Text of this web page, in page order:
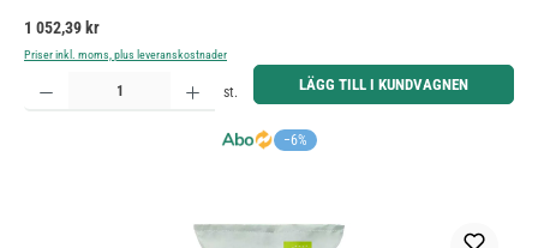
Ordinarie pris:
1 052,39 kr
Priser inkl. moms, plus leveranskostnader
−6%
Produktkvantitet: Ange önskat belopp eller använd knapparna för att öka eller minska kvantiteten.
st. LÄGG TILL I KUNDVAGNEN